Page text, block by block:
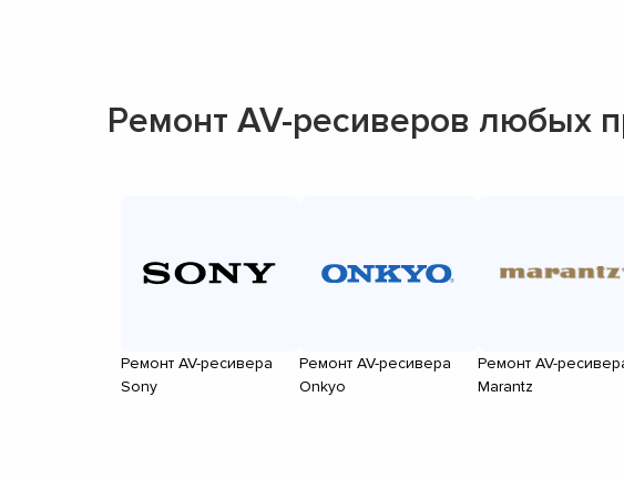
Ремонт AV-ресиверов любых
Ремонт AV-ресивера
Sony
Ремонт AV-ресивера
Onkyo
Ремонт AV-
Marantz